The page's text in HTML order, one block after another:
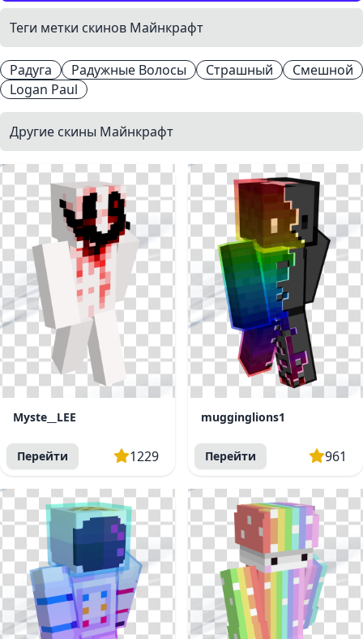
Теги метки скинов Майнкрафт
Радуга Радужные Волосы Страшный
Смешной
Logan Paul
Другие скины Майнкрафт
Myste__LEE
Перейти 1229
mugginglions1
Перейти 961